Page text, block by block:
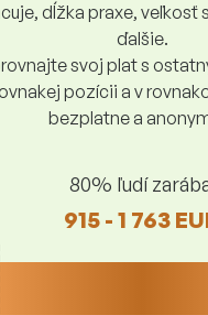
dĺžka praxe, veľkosť
ďalšie.
svoj plat s
pozícii a v
bezplatne a
80% ľudí
915 - 1 763